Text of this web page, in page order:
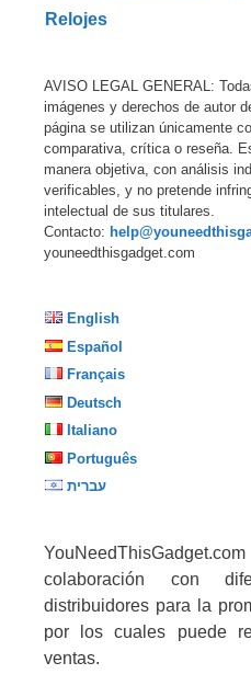
Relojes
AVISO LEGAL GENERAL:
imágenes y derechos de autor
página se utilizan únicamente
comparativa, crítica o reseña.
manera objetiva, con análisis
verificables, y no pretende
intelectual de sus titulares.
Contacto:
youneedthisgadget.com
English
Español
Français
Deutsch
Italiano
Português
עברית
colaboración con
distribuidores para la
por los cuales puede
ventas.